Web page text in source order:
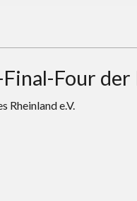
Four der
Rheinland e.V.